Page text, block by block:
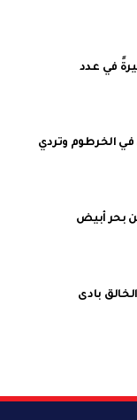
في عدد
الخرطوم وتردي
بحر أبيض
بادى